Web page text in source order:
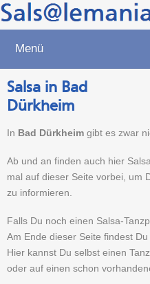
Menü
Salsa in Bad
Dürkheim
In Bad Dürkheim gibt es zwar
Ab und an finden auch hier
mal auf dieser Seite vorbei, um
zu informieren.
Falls Du noch einen Salsa-
Am Ende dieser Seite findest
Hier kannst Du selbst einen
oder auf einen schon